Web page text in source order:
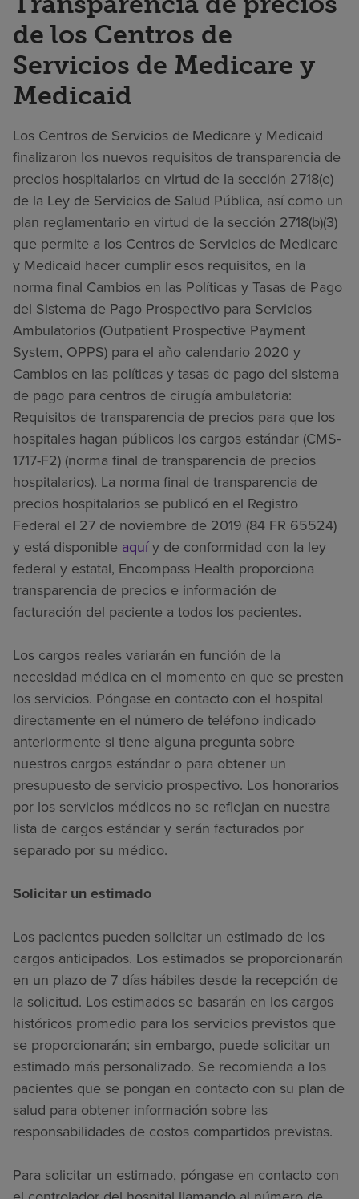
de los Centros de
Servicios de Medicare y
Medicaid
Los Centros de Servicios de Medicare y Medicaid
finalizaron los nuevos requisitos de transparencia de
precios hospitalarios en virtud de la sección 2718(e)
de la Ley de Servicios de Salud Pública, así como un
plan reglamentario en virtud de la sección 2718(b)(3)
que permite a los Centros de Servicios de Medicare
y Medicaid hacer cumplir esos requisitos, en la
norma final Cambios en las Políticas y Tasas de Pago
del Sistema de Pago Prospectivo para Servicios
Ambulatorios (Outpatient Prospective Payment
System, OPPS) para el año calendario 2020 y
Cambios en las políticas y tasas de pago del sistema
de pago para centros de cirugía ambulatoria:
Requisitos de transparencia de precios para que los
hospitales hagan públicos los cargos estándar (CMS-
1717-F2) (norma final de transparencia de precios
hospitalarios). La norma final de transparencia de
precios hospitalarios se publicó en el Registro
Federal el 27 de noviembre de 2019 (84 FR 65524)
y está disponible aquíy de conformidad con la ley
federal y estatal, Encompass Health proporciona
transparencia de precios e información de
facturación del paciente a todos los pacientes.
Los cargos reales variarán en función de la
necesidad médica en el momento en que se presten
los servicios. Póngase en contacto con el hospital
directamente en el número de teléfono indicado
anteriormente si tiene alguna pregunta sobre
nuestros cargos estándar o para obtener un
presupuesto de servicio prospectivo. Los honorarios
por los servicios médicos no se reflejan en nuestra
lista de cargos estándar y serán facturados por
separado por su médico.
Solicitar un estimado
Los pacientes pueden solicitar un estimado de los
cargos anticipados. Los estimados se proporcionarán
en un plazo de 7 días hábiles desde la recepción de
la solicitud. Los estimados se basarán en los cargos
históricos promedio para los servicios previstos que
se proporcionarán; sin embargo, puede solicitar un
estimado más personalizado. Se recomienda a los
pacientes que se pongan en contacto con su plan de
salud para obtener información sobre las
responsabilidades de costos compartidos previstas.
Para solicitar un estimado, póngase en contacto con